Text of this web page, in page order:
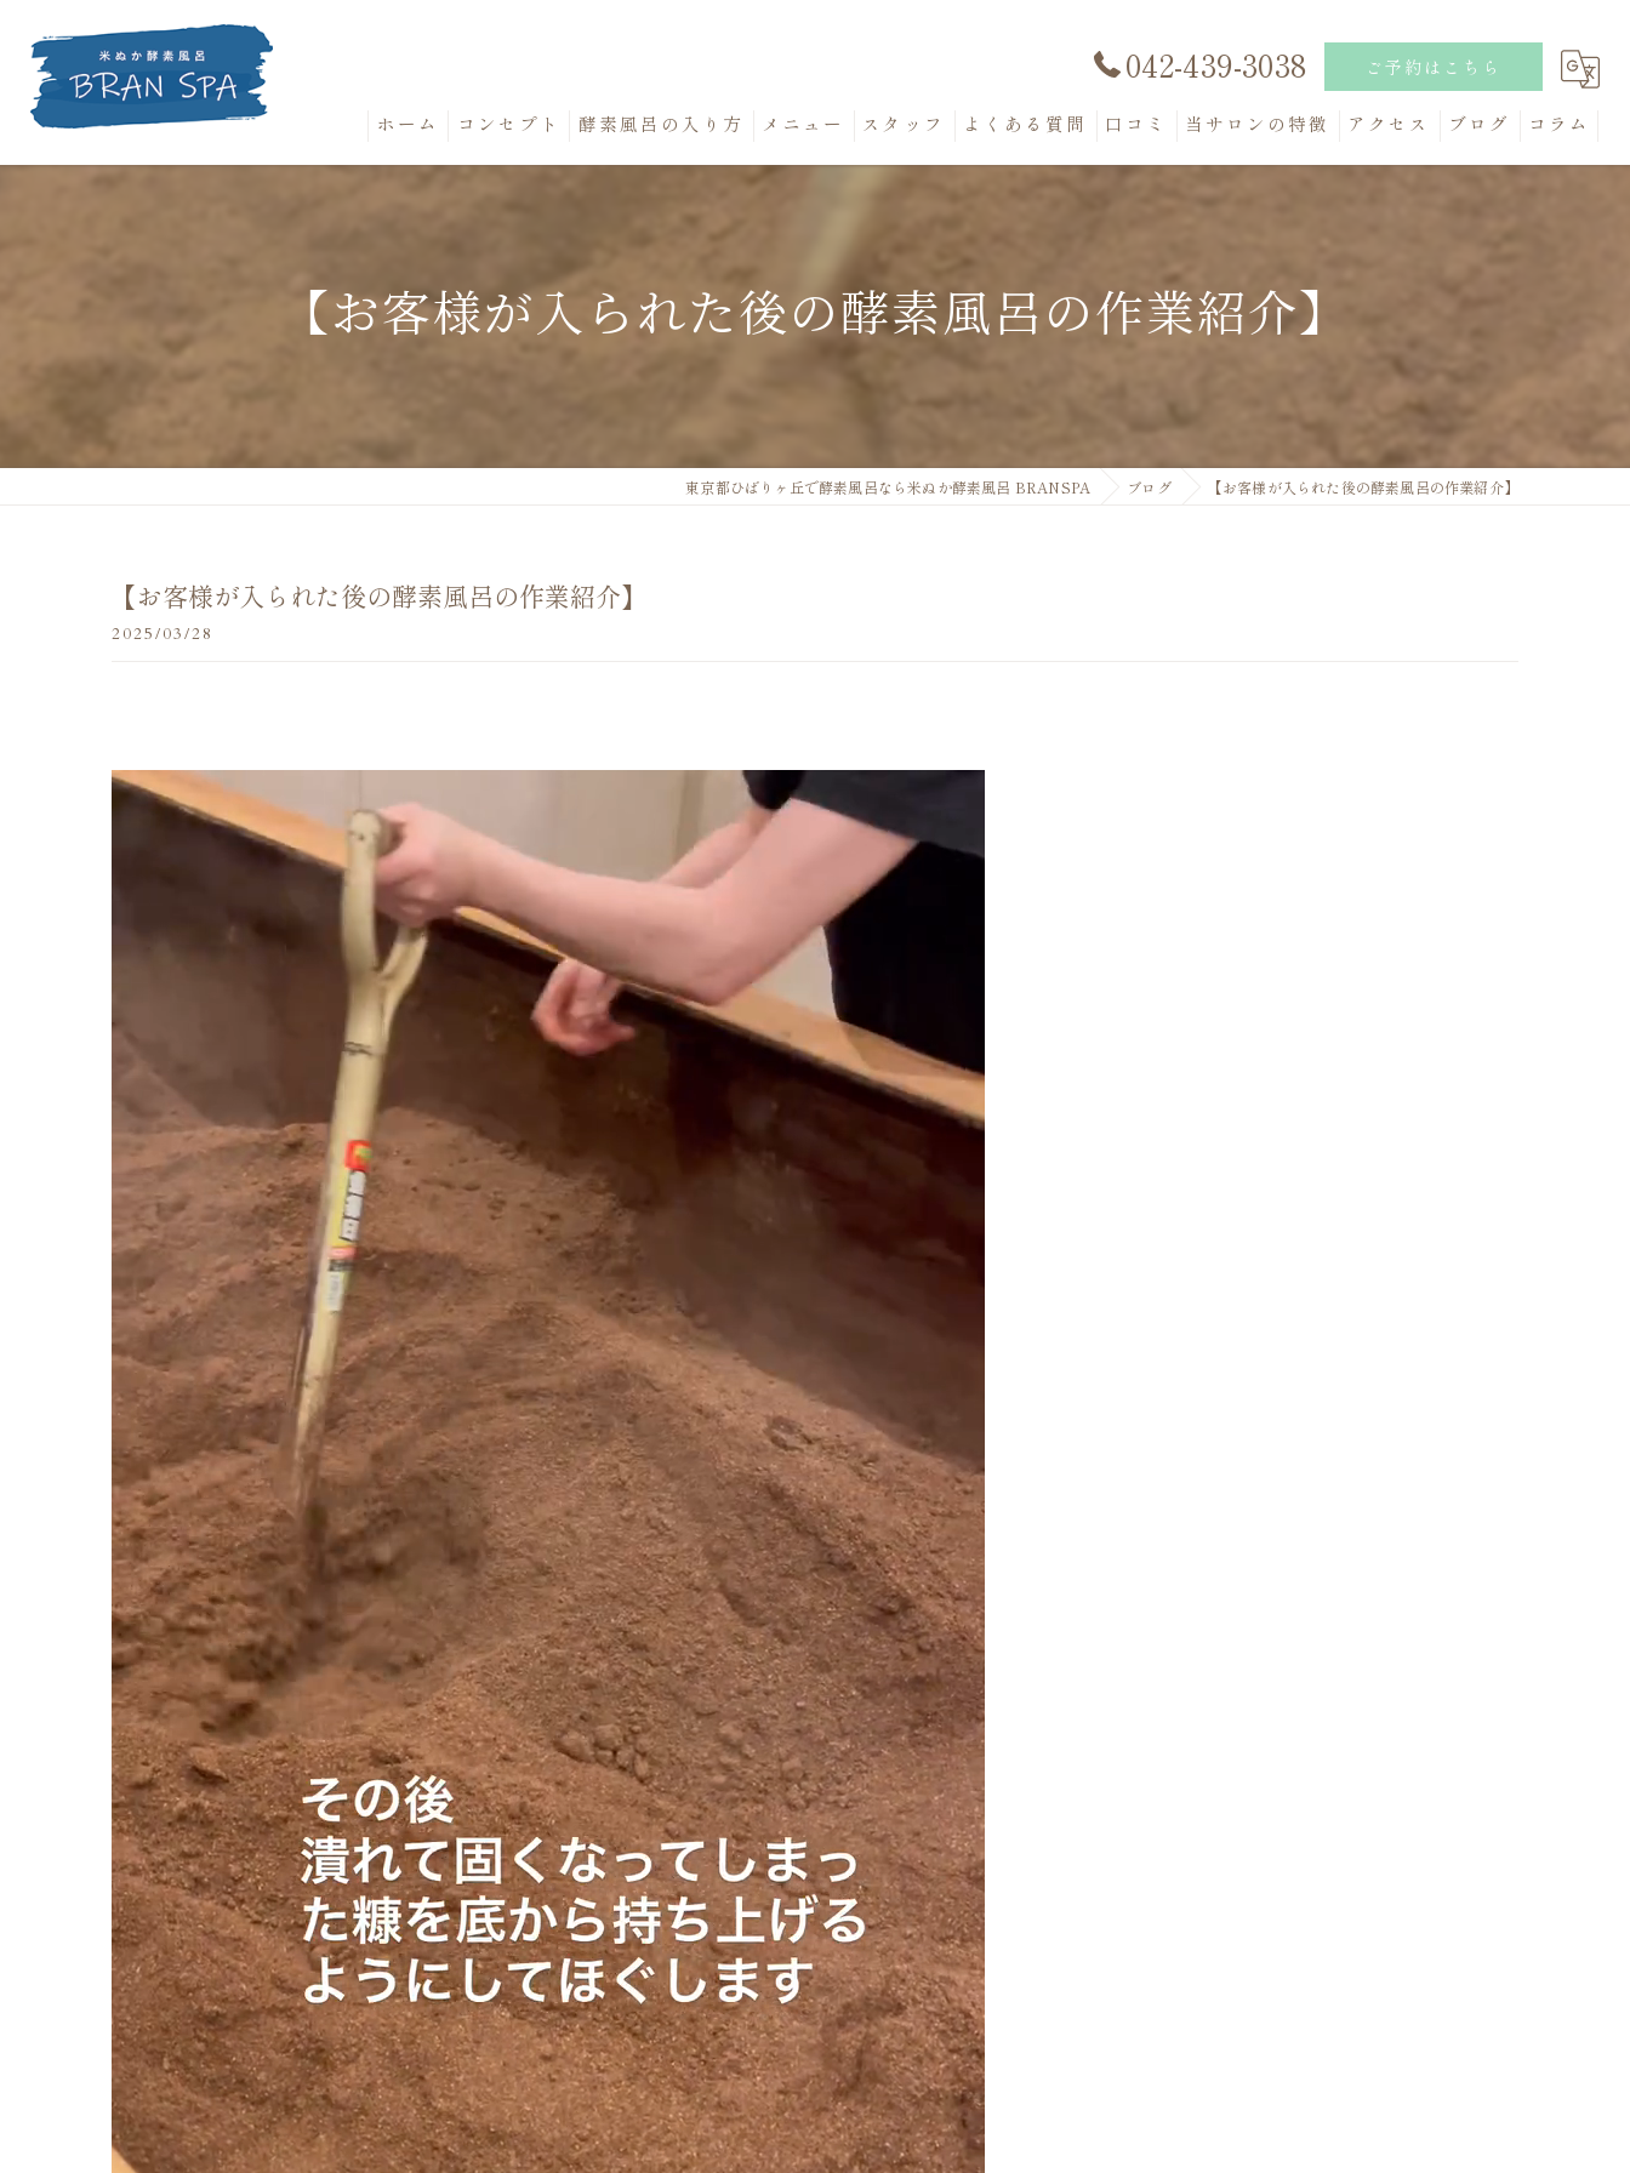
042-439-3038 ご予約はこちら
ホーム コンセプト 酵素風呂の入り方 メニュー スタッフ よくある質問 口コミ 当サロンの特徴
妊活
米ぬか
アクセス ブログ コラム
【お客様が入られた後の酵素風呂の作業紹介】
東京都ひばりヶ丘で酵素風呂なら米ぬか酵素風呂 BRANSPA ブログ 【お客様が入られた後の酵素風呂の作業紹介】
【お客様が入られた後の酵素風呂の作業紹介】
2025/03/28